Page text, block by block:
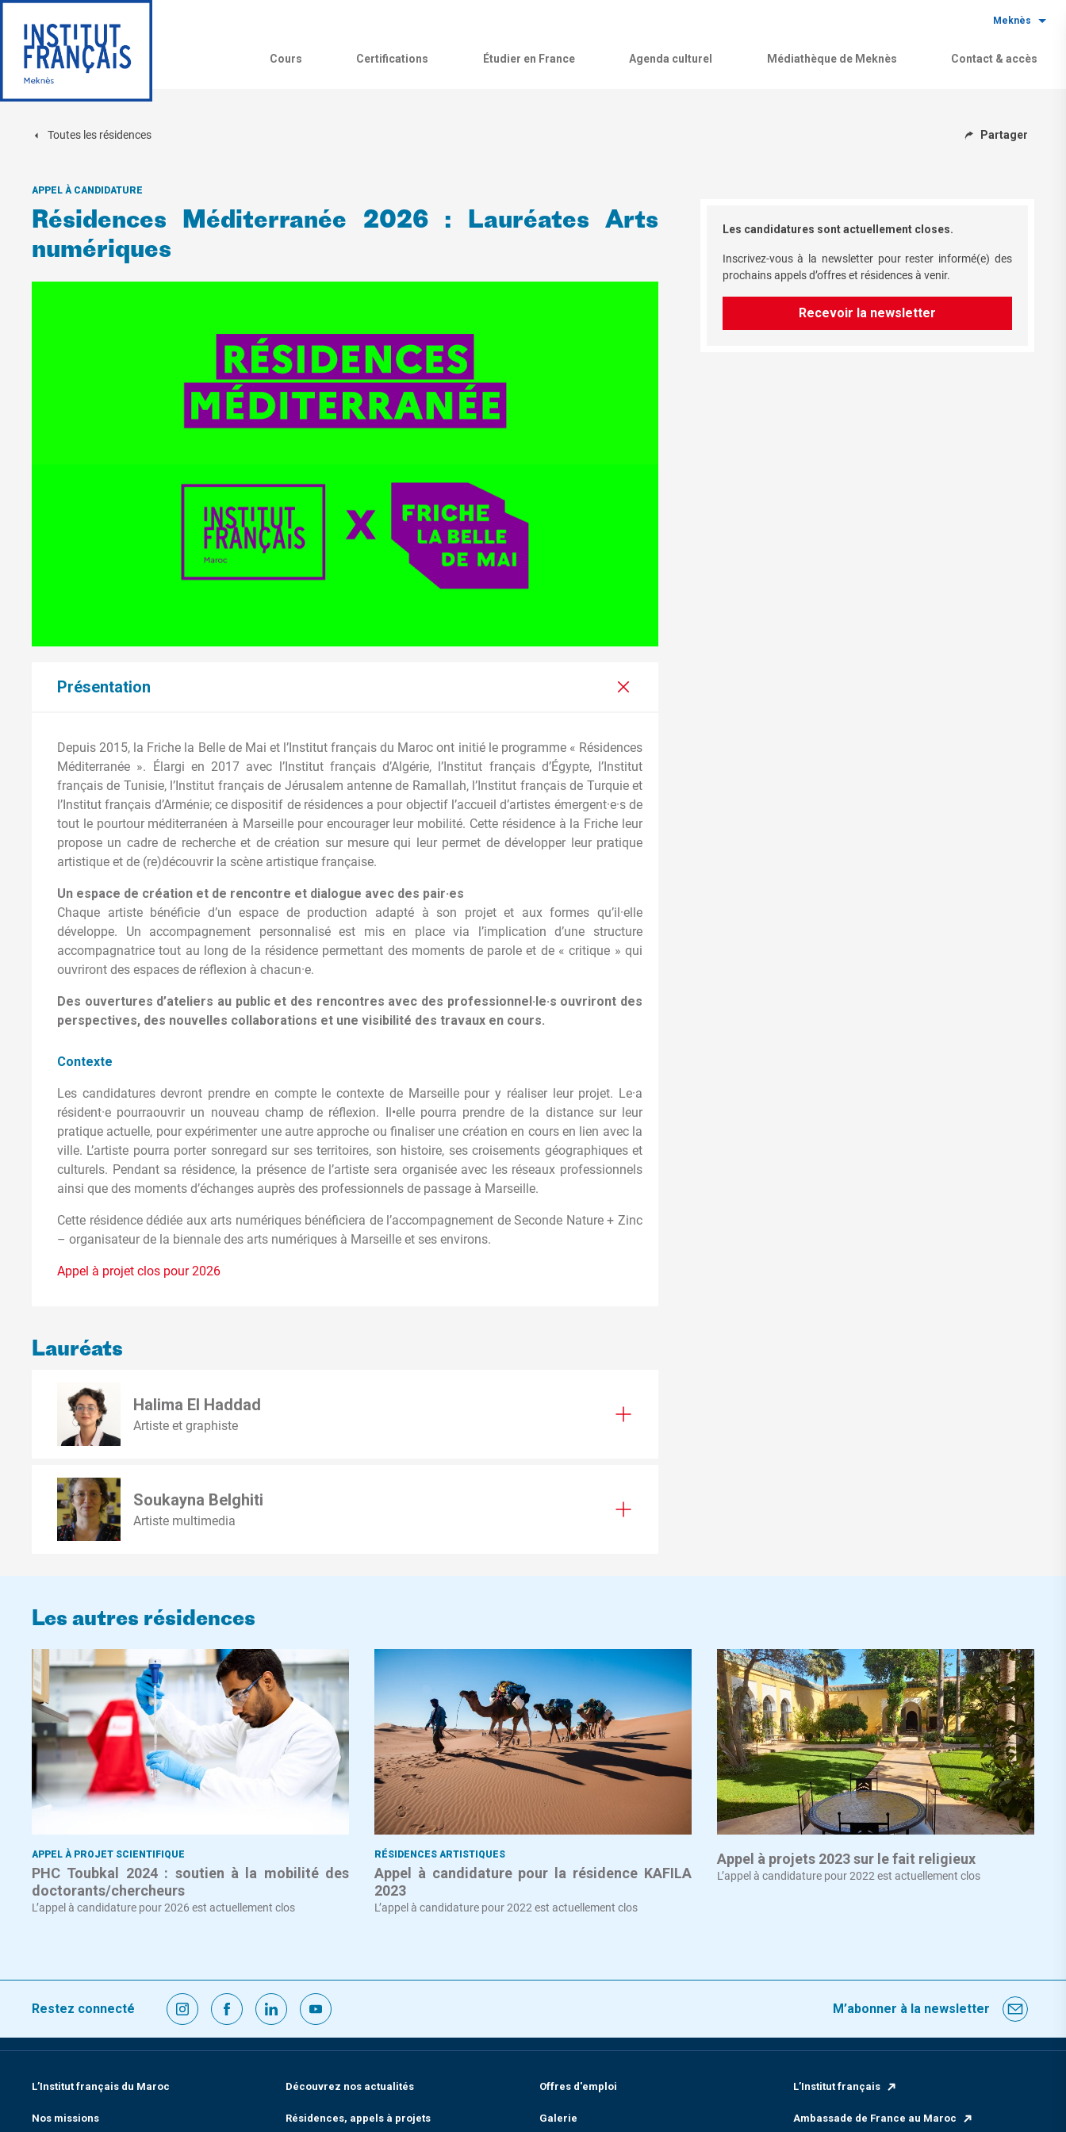
Meknès
Cours Certifications Étudier en France Agenda culturel Médiathèque de Meknès Contact & accès
Toutes les résidences Partager
APPEL À CANDIDATURE
Résidences Méditerranée 2026 : Lauréates Arts
numériques
Présentation
Depuis 2015, la Friche la Belle de Mai et l’Institut français du Maroc ont initié le programme « Résidences
Méditerranée ». Élargi en 2017 avec l’Institut français d’Algérie, l’Institut français d’Égypte, l’Institut
français de Tunisie, l’Institut français de Jérusalem antenne de Ramallah, l’Institut français de Turquie et
l’Institut français d’Arménie; ce dispositif de résidences a pour objectif l’accueil d’artistes émergent·e·s de
tout le pourtour méditerranéen à Marseille pour encourager leur mobilité. Cette résidence à la Friche leur
propose un cadre de recherche et de création sur mesure qui leur permet de développer leur pratique
artistique et de (re)découvrir la scène artistique française.
Un espace de création et de rencontre et dialogue avec des pair·es
Chaque artiste bénéficie d’un espace de production adapté à son projet et aux formes qu’il·elle
développe. Un accompagnement personnalisé est mis en place via l’implication d’une structure
accompagnatrice tout au long de la résidence permettant des moments de parole et de « critique » qui
ouvriront des espaces de réflexion à chacun·e.
Des ouvertures d’ateliers au public et des rencontres avec des professionnel·le·s ouvriront des
perspectives, des nouvelles collaborations et une visibilité des travaux en cours.
Contexte
Les candidatures devront prendre en compte le contexte de Marseille pour y réaliser leur projet. Le·a
résident·e pourraouvrir un nouveau champ de réflexion. Il•elle pourra prendre de la distance sur leur
pratique actuelle, pour expérimenter une autre approche ou finaliser une création en cours en lien avec la
ville. L’artiste pourra porter sonregard sur ses territoires, son histoire, ses croisements géographiques et
culturels. Pendant sa résidence, la présence de l’artiste sera organisée avec les réseaux professionnels
ainsi que des moments d’échanges auprès des professionnels de passage à Marseille.
Cette résidence dédiée aux arts numériques bénéficiera de l’accompagnement de Seconde Nature + Zinc
– organisateur de la biennale des arts numériques à Marseille et ses environs.
Appel à projet clos pour 2026
Lauréats
Halima El Haddad
Artiste et graphiste
Soukayna Belghiti
Artiste multimedia
Les candidatures sont actuellement closes.
Inscrivez-vous à la newsletter pour rester informé(e) des
prochains appels d’offres et résidences à venir.
Recevoir la newsletter
Les autres résidences
APPEL À PROJET SCIENTIFIQUE
PHC Toubkal 2024 : soutien à la mobilité des
doctorants/chercheurs
L’appel à candidature pour 2026 est actuellement clos
RÉSIDENCES ARTISTIQUES
Appel à candidature pour la résidence KAFILA
2023
L’appel à candidature pour 2022 est actuellement clos
Appel à projets 2023 sur le fait religieux
L’appel à candidature pour 2022 est actuellement clos
Restez connecté M’abonner à la newsletter
L’Institut français du Maroc
Nos missions
Découvrez nos actualités
Résidences, appels à projets
Offres d'emploi
Galerie
L’Institut français
Ambassade de France au Maroc